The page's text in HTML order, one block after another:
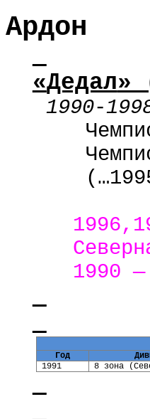
Ардон
«Дедал»
1990-
1990
Год
1991
8 зона